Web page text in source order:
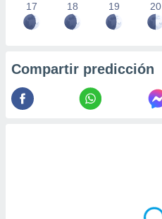
17 18 19 20
Compartir predicción